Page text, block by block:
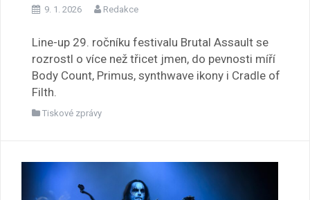
9. 1. 2026 Redakce
Line-up 29. ročníku festivalu Brutal Assault se
rozrostl o více než třicet jmen, do pevnosti míří
Body Count, Primus, synthwave ikony i Cradle of
Filth.
Tiskové zprávy